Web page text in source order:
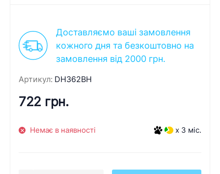
Доставляємо ваші замовлення
кожного дня та безкоштовно на
замовлення від 2000 грн.
Артикул: DH362BH
722 грн.
Немає в наявності x 3 міс.